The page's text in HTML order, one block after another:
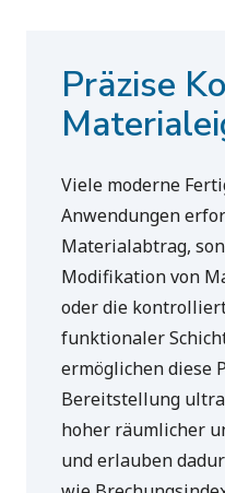
Präzise
Viele moderne
Anwendungen
Materialabtrag,
Modifikation von
oder die
funktionaler
ermöglichen diese
Bereitstellung
hoher räumlicher
und erlauben